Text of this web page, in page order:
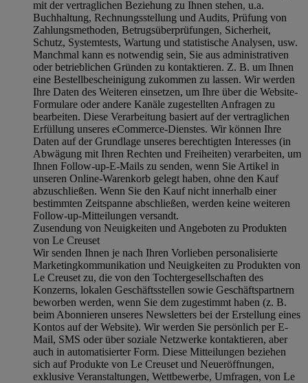
mit der vertraglichen Beziehung zu Ihnen stehen, u.a.
Buchhaltung, Rechnungsstellung und Audits, Prüfung von
Zahlungsmethoden, Betrugsüberprüfungen, Sicherheit,
Schutz, Systemtests, Wartung und statistische Analysen, usw.
Manchmal kann es notwendig sein, Sie aus administrativen
oder betrieblichen Gründen zu kontaktieren. Z. B. um Ihnen
eine Bestellbescheinigung zukommen zu lassen. Wir werden
Ihre Daten des Weiteren einsetzen, um Ihre über die Website-
Formulare oder andere Kanäle zugestellten Anfragen zu
bearbeiten. Diese Verarbeitung basiert auf der vertraglichen
Erfüllung unseres eCommerce-Dienstes. Wir können Ihre
Daten auf der Grundlage unseres berechtigten Interesses (in
Abwägung mit Ihren Rechten und Freiheiten) verarbeiten, um
Ihnen Follow-up-E-Mails zu senden, wenn Sie Artikel in
unseren Online-Warenkorb gelegt haben, ohne den Kauf
abzuschließen. Wenn Sie den Kauf nicht innerhalb einer
bestimmten Zeitspanne abschließen, werden keine weiteren
Follow-up-Mitteilungen versandt.
Zusendung von Neuigkeiten und Angeboten zu Produkten
von Le Creuset
Wir senden Ihnen je nach Ihren Vorlieben personalisierte
Marketingkommunikation und Neuigkeiten zu Produkten von
Le Creuset zu, die von den Tochtergesellschaften des
Konzerns, lokalen Geschäftsstellen sowie Geschäftspartnern
beworben werden, wenn Sie dem zugestimmt haben (z. B.
beim Abonnieren unseres Newsletters bei der Erstellung eines
Kontos auf der Website). Wir werden Sie persönlich per E-
Mail, SMS oder über soziale Netzwerke kontaktieren, aber
auch in automatisierter Form. Diese Mitteilungen beziehen
sich auf Produkte von Le Creuset und Neueröffnungen,
exklusive Veranstaltungen, Wettbewerbe, Umfragen, von Le